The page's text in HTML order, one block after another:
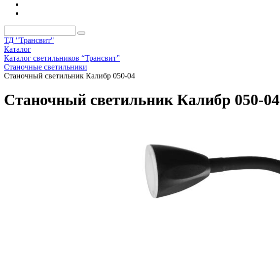
ТД "Трансвит"
Каталог
Каталог светильников “Трансвит”
Станочные светильники
Станочный светильник Калибр 050-04
Станочный светильник Калибр 050-04